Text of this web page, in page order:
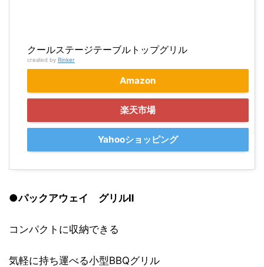
クールステージテーブルトップグリル
created by Rinker
Amazon
楽天市場
Yahooショッピング
●パックアウェイ グリルⅡ
コンパクトに収納できる
気軽に持ち運べる小型BBQグリル